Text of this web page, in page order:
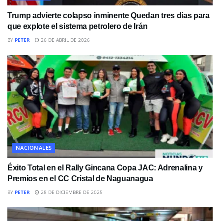
Trump advierte colapso inminente Quedan tres días para
que explote el sistema petrolero de Irán
BY PETER 26 DE ABRIL DE 2026
NACIONALES
Éxito Total en el Rally Gincana Copa JAC: Adrenalina y
Premios en el CC Cristal de Naguanagua
BY PETER 28 DE DICIEMBRE DE 2025